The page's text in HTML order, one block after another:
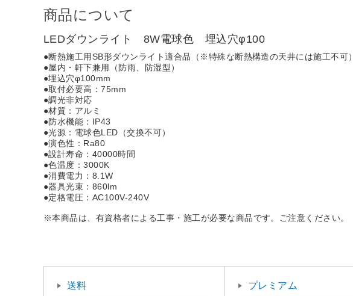
商品について
LEDダウンライト 8W電球色 埋込穴φ100
●断熱施工用SB形ダウンライト適合品（※特殊な断熱構造の天井には施工不可）
●屋内・軒下兼用（防雨、防湿型）
●埋込穴φ100mm
●取付必要高：75mm
●調光非対応
●材質：アルミ
●防水機能：IP43
●光源：電球色LED（交換不可）
●演色性：Ra80
●設計寿命：40000時間
●色温度：3000K
●消費電力：8.1W
●器具光束：860lm
●定格電圧：AC100V-240V
※本商品は、有資格者による工事・施工が必要な商品です。ご注意ください。
送料 プレミアム